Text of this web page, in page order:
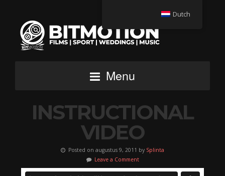
Menu
INSTRUCTIONAL
VIDEO
Posted on augustus 9, 2011 by Splinta
Leave a Comment
Dutch